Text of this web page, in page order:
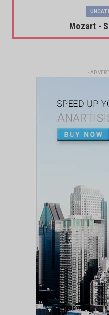
Mozart -
Jun
Mozart: Symphony
W.A. Mozart .
minore
Mar
Wolfgang
Mar
-